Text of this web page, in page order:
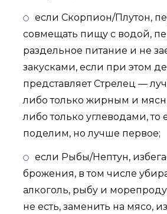
если Скорпион/Плутон,
совмещать пищу с водой,
раздельное питание и не
закусками, если при этом
представляет Стрелец —
либо только жирным и
либо только углеводами, то
поделим, но лучше первое;
если Рыбы/Нептун,
брожения, в том числе
алкоголь, рыбу и
не есть, заменить на мясо,